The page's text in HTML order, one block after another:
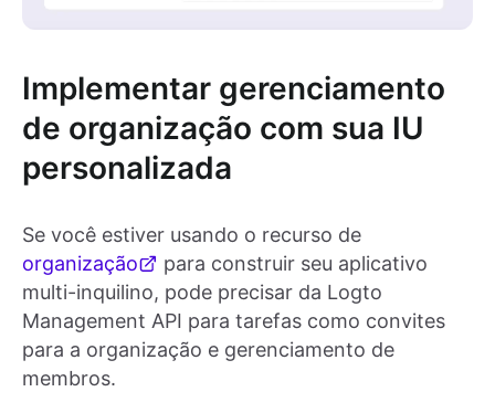
Implementar gerenciamento
de organização com sua IU
personalizada
Se você estiver usando o recurso de
organização
para construir seu aplicativo
multi-inquilino, pode precisar da Logto
Management API para tarefas como convites
para a organização e gerenciamento de
membros.